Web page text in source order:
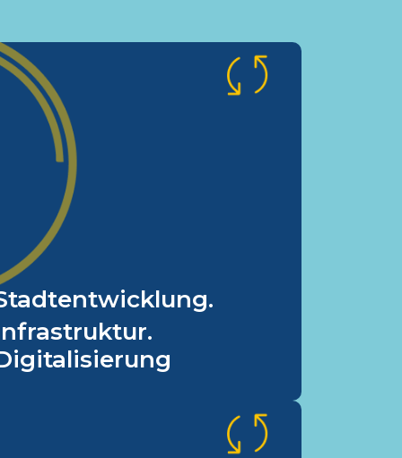
Durchgängiges
kommunale Flächen.
Unser Ziel ist eine transparente
Stadtplanung. Dies erreichen wir
Stadtentwicklungskonzepts.
Vielfältige